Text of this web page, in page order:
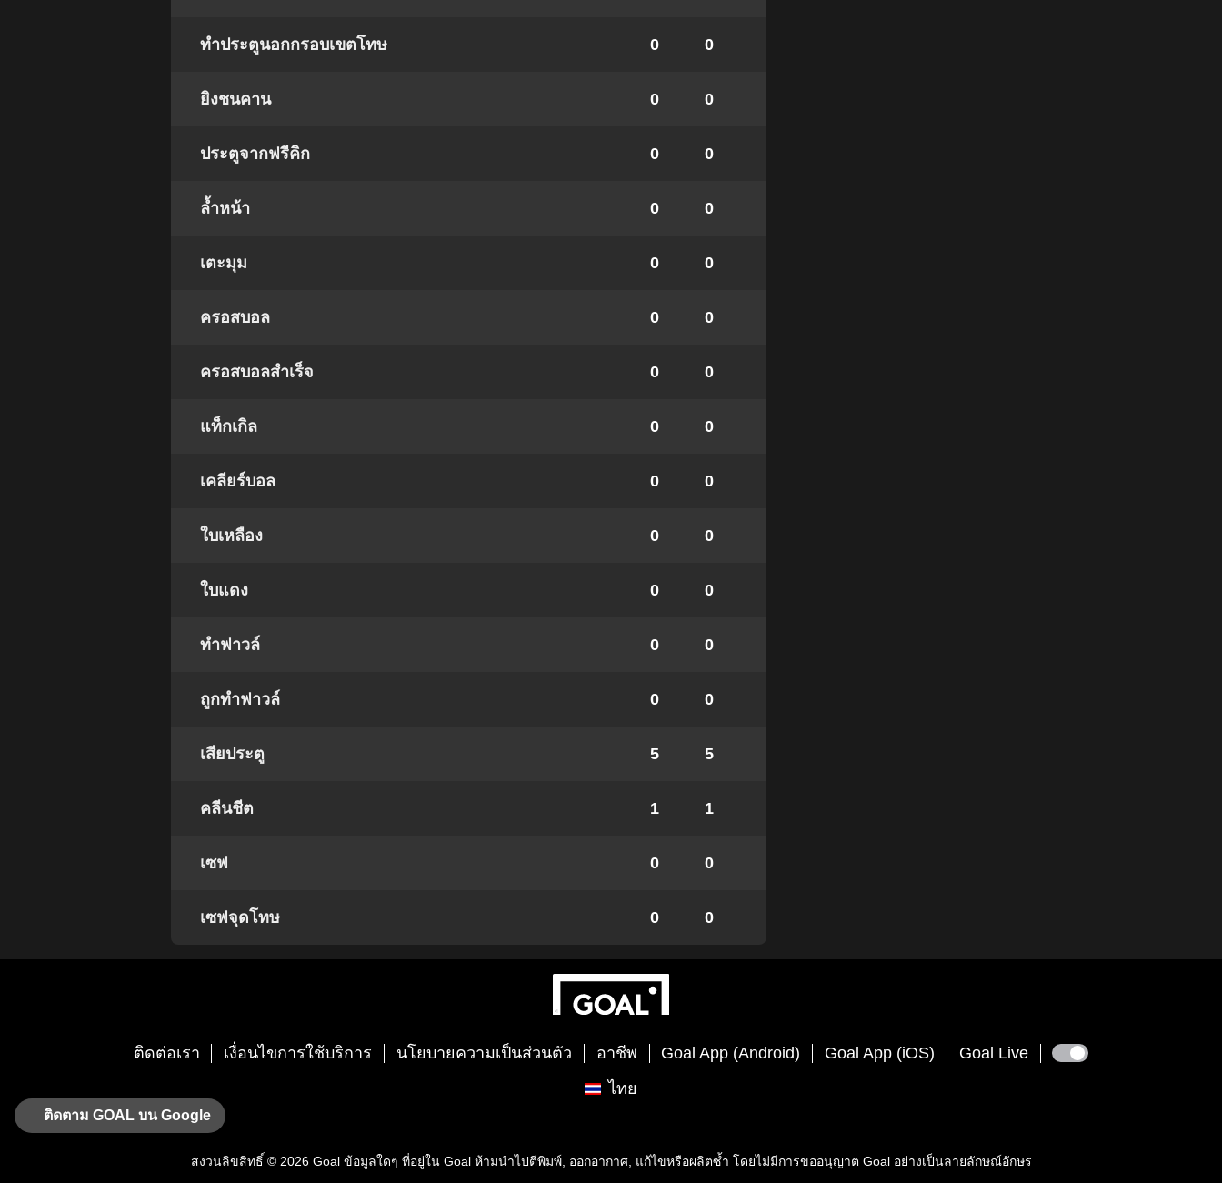
ทำประตูนอกกรอบเขตโทษ 0 0
ยิงชนคาน 0 0
ประตูจากฟรีคิก 0 0
ล้ำหน้า 0 0
เตะมุม 0 0
ครอสบอล 0 0
ครอสบอลสำเร็จ 0 0
แท็กเกิล 0 0
เคลียร์บอล 0 0
ใบเหลือง 0 0
ใบแดง 0 0
ทำฟาวล์ 0 0
ถูกทำฟาวล์ 0 0
เสียประตู 5 5
คลีนชีต 1 1
เซฟ 0 0
เซฟจุดโทษ 0 0
ติดต่อเรา เงื่อนไขการใช้บริการ นโยบายความเป็นส่วนตัว อาชีพ Goal App (Android) Goal App (iOS)
Goal Live
ไทย
ติดตาม GOAL บน Google
สงวนลิขสิทธิ์ © 2026 Goalข้อมูลใดๆ ที่อยู่ใน Goalห้ามนำไปตีพิมพ์, ออกอากาศ, แก้ไขหรือผลิตซ้ำ โดยไม่มีการขออนุญาต Goalอย่างเป็นลายลักษณ์อักษร